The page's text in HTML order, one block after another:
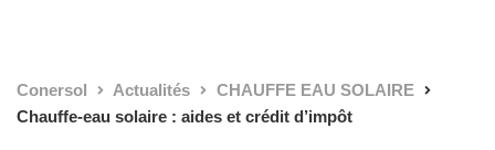
Conersol Actualités
CHAUFFE EAU SOLAIRE
Chauffe-eau solaire : aides et crédit d’impôt